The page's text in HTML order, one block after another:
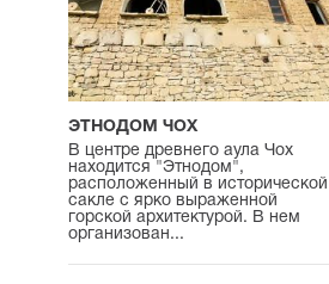
ЭТНОДОМ ЧОХ
В центре древнего аула Чох
находится "Этнодом",
расположенный в исторической
сакле с ярко выраженной
горской архитектурой. В нем
организован...